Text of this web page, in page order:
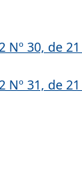
Nº 30, de
Nº 31, de